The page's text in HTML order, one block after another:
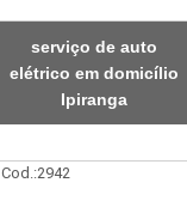
serviço de auto
elétrico em domicílio
Ipiranga
Cod.:2942